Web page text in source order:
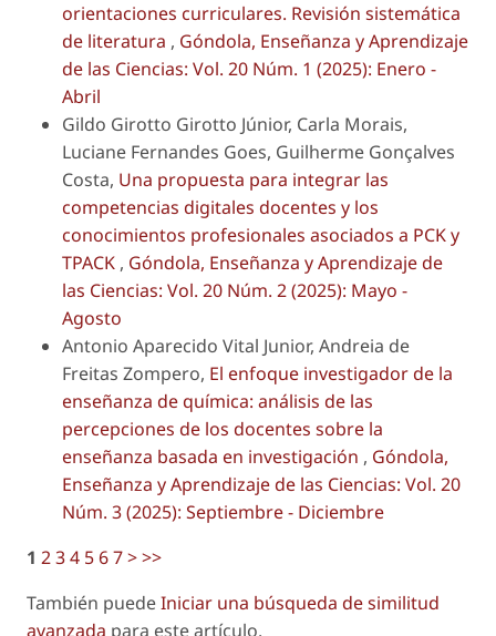
orientaciones curriculares. Revisión sistemática
de literatura , Góndola, Enseñanza y Aprendizaje
de las Ciencias: Vol. 20 Núm. 1 (2025): Enero -
Abril
Gildo Girotto Girotto Júnior, Carla Morais,
Luciane Fernandes Goes, Guilherme Gonçalves
Costa, Una propuesta para integrar las
competencias digitales docentes y los
conocimientos profesionales asociados a PCK y
TPACK , Góndola, Enseñanza y Aprendizaje de
las Ciencias: Vol. 20 Núm. 2 (2025): Mayo -
Agosto
Antonio Aparecido Vital Junior, Andreia de
Freitas Zompero, El enfoque investigador de la
enseñanza de química: análisis de las
percepciones de los docentes sobre la
enseñanza basada en investigación , Góndola,
Enseñanza y Aprendizaje de las Ciencias: Vol. 20
Núm. 3 (2025): Septiembre - Diciembre
1 234 567>>>
También puedeIniciar una búsqueda de similitud
avanzada para este artículo.